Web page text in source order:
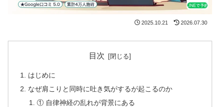
2025.10.21 2026.07.30
目次
はじめに
なぜ肩こりと同時に吐き気がするが起こるのか
① 自律神経の乱れが背景にある